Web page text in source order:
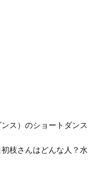
ス）のショートダンス
枝さんはどんな人？水